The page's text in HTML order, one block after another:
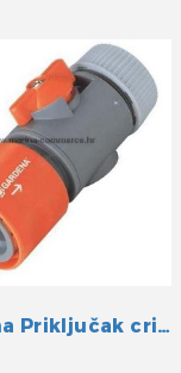
Gardena Priključak crijeva s kontrolnim ventilom 13 mm